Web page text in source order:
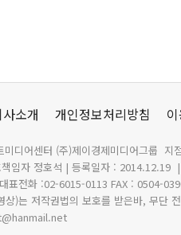
사소개 개인정보처리방침
디어센터 (주)제이경제미디어그룹 지
책임자 정호석 | 등록일자 : 2014.12.19
표전화 :02-6015-0113 FAX : 0504-
)는 저작권법의 보호를 받은바, 무단
@hanmail.net